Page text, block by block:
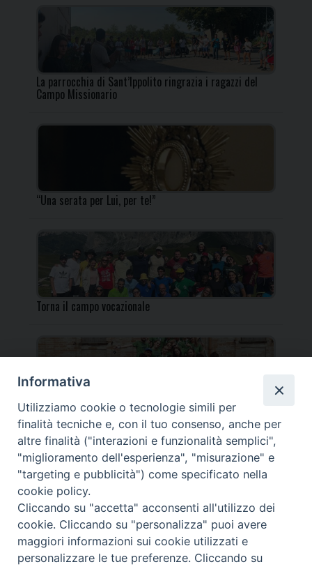
La parrocchia di Sant’Ippolito ringrazia i ragazzi del
Campo Missionario
“Una serata per Lui, per te!”
Torna il campo vocazionale
Torna il Campo Missionario Diocesano
_____________________________________________________
_____________________________
DIOCESI DI FANO FOSSOMBRONE CAGLI PERGOLA | Via Roma,
118 - 61032 FANO (PU) |
Tel. 0721 803737 o 826044 | Cod. Fiscale 90003900413
Informativa
Utilizziamo cookie o tecnologie simili per
finalità tecniche e, con il tuo consenso, anche per
altre finalità ("interazioni e funzionalità semplici",
"miglioramento dell'esperienza", "misurazione" e
"targeting e pubblicità") come specificato nella
cookie policy.
Cliccando su "accetta" acconsenti all'utilizzo dei
cookie. Cliccando su "personalizza" puoi avere
maggiori informazioni sui cookie utilizzati e
personalizzare le tue preferenze. Cliccando su